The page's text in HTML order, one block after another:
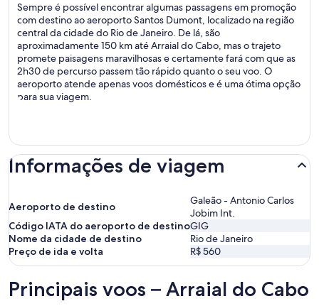
Sempre é possível encontrar algumas passagens em promoção
com destino ao aeroporto Santos Dumont, localizado na região
central da cidade do Rio de Janeiro. De lá, são
aproximadamente 150 km até Arraial do Cabo, mas o trajeto
promete paisagens maravilhosas e certamente fará com que as
2h30 de percurso passem tão rápido quanto o seu voo. O
aeroporto atende apenas voos domésticos e é uma ótima opção
para sua viagem.
Informações de viagem
Aeroporto de destino
Galeão - Antonio Carlos
Jobim Int.
Código IATA do aeroporto de destinoGIG
Nome da cidade de destino
Rio de Janeiro
Preço de ida e volta
R$ 560
Principais voos – Arraial do Cabo